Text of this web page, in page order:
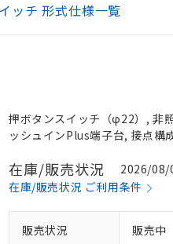
ッチ 形式仕様一覧
押ボタンスイッチ（φ22）, 非
ッシュインPlus端子台, 接点構
在庫/販売状況
2026/08/
在庫/販売状況 ご利用条件
販売状況 販売中